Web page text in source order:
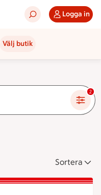
Logga in
Välj butik
2
Sortera